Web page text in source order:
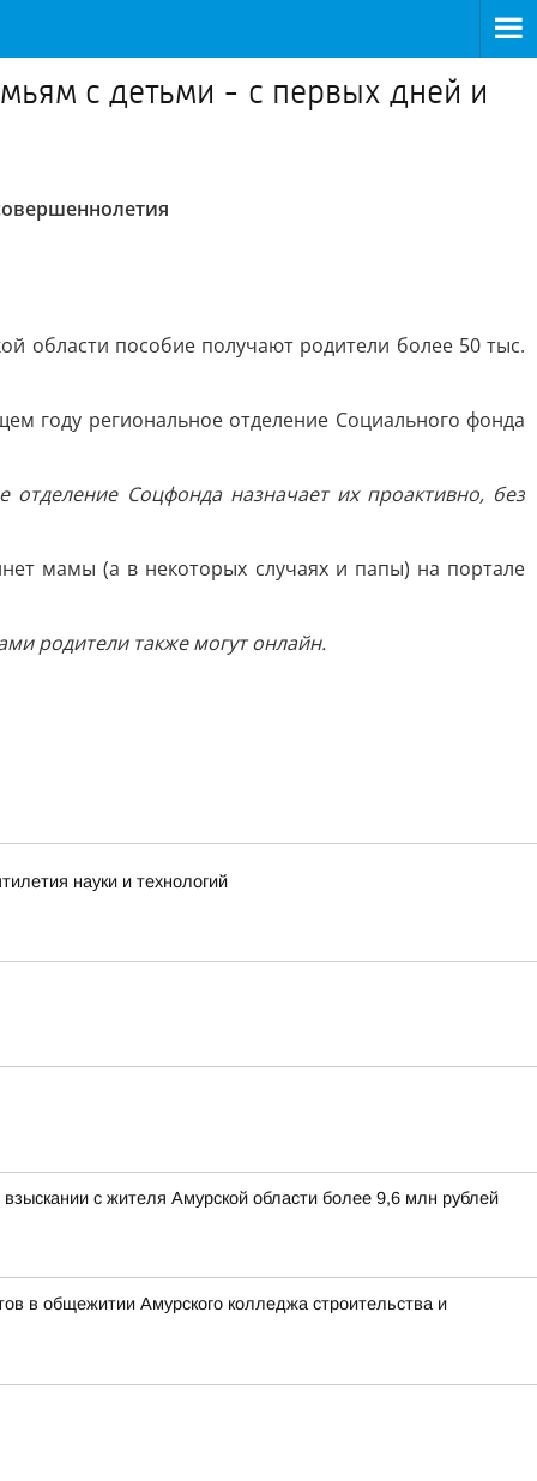
с детьми - с первых дней и
области пособие получают родители более 50 тыс.
году региональное отделение Социального фонда
Соцфонда назначает их проактивно, без
мамы (а в некоторых случаях и папы) на портале
родители также могут онлайн.
науки и технологий
с жителя Амурской области более 9,6 млн рублей
в общежитии Амурского колледжа строительства и